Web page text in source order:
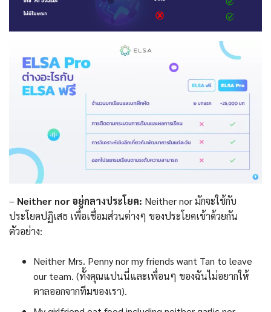
– Neither nor อยู่กลางประโยค: Neither nor มักจะใช้กับ
ประโยคปฏิเสธ เพื่อเชื่อมส่วนต่างๆ ของประโยคเข้าด้วยกัน
ตัวอย่าง:
Neither Mrs. Penny nor my friends want Tan to leave
our team. (ทั้งคุณแปนนี่และเพื่อนๆ ของฉันไม่อยากให้
ตาลออกจากทีมของเรา).